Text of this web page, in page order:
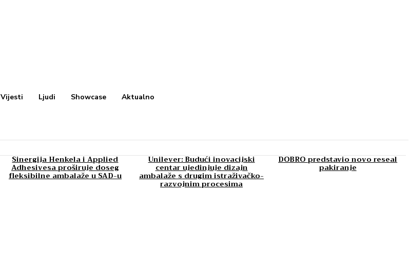
Vijesti Ljudi Showcase Aktualno
Sinergija Henkela i Applied
Adhesivesa proširuje doseg
fleksibilne ambalaže u SAD-u
Unilever: Budući inovacijski
centar ujedinjuje dizajn
ambalaže s drugim istraživačko-
razvojnim procesima
DOBRO predstavio novo reseal
pakiranje